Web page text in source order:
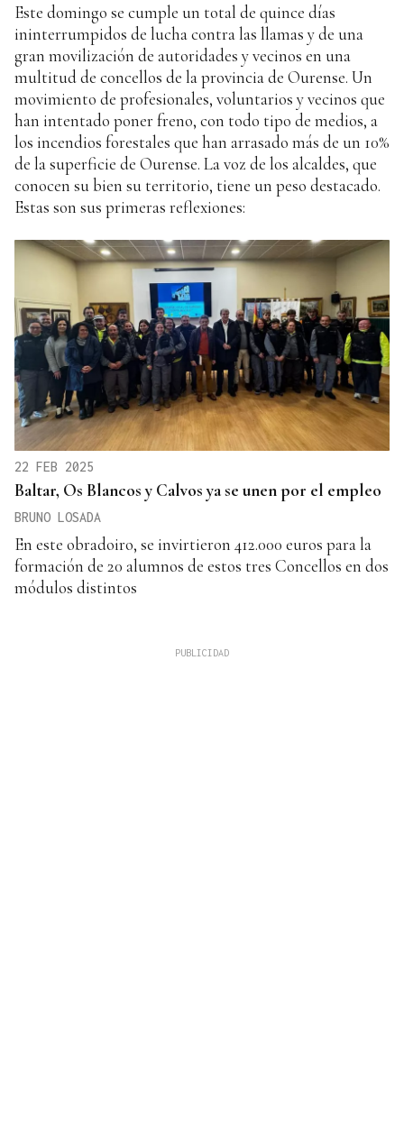
Este domingo se cumple un total de quince días
ininterrumpidos de lucha contra las llamas y de una
gran movilización de autoridades y vecinos en una
multitud de concellos de la provincia de Ourense. Un
movimiento de profesionales, voluntarios y vecinos que
han intentado poner freno, con todo tipo de medios, a
los incendios forestales que han arrasado más de un 10%
de la superficie de Ourense. La voz de los alcaldes, que
conocen su bien su territorio, tiene un peso destacado.
Estas son sus primeras reflexiones:
22 FEB 2025
Baltar, Os Blancos y Calvos ya se unen por el empleo
BRUNO LOSADA
En este obradoiro, se invirtieron 412.000 euros para la
formación de 20 alumnos de estos tres Concellos en dos
módulos distintos